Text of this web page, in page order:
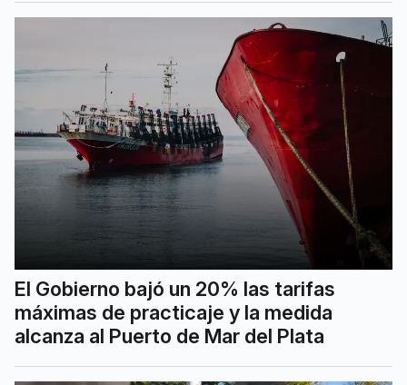
El Gobierno bajó un 20% las tarifas
máximas de practicaje y la medida
alcanza al Puerto de Mar del Plata